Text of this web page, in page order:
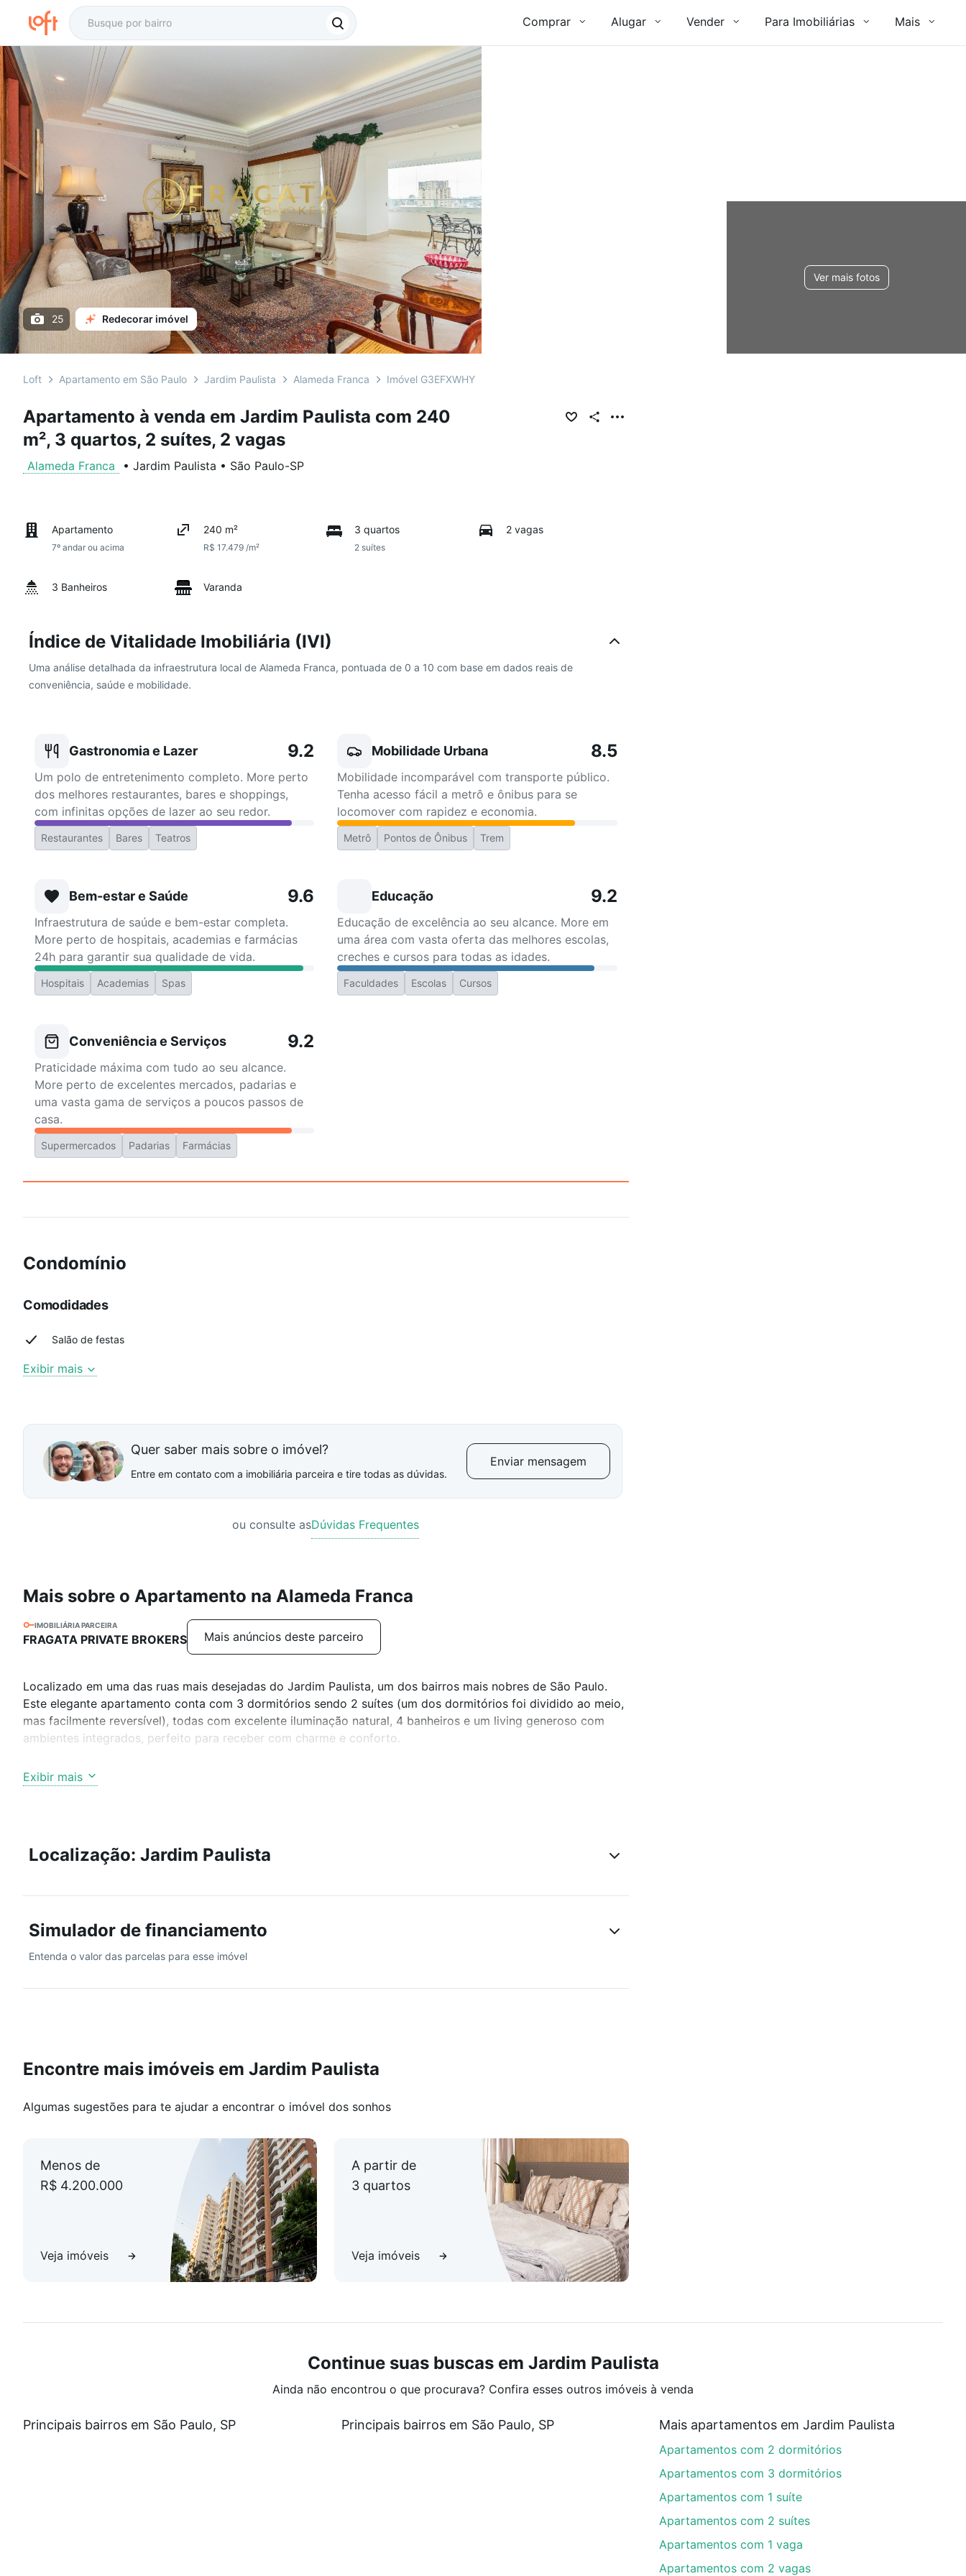
Comprar Alugar Vender Para Imobiliárias Mais
Ver mais fotos
25 Redecorar imóvel
Loft Apartamento em São Paulo Jardim Paulista Alameda Franca Imóvel G3EFXWHY
Apartamento à venda em Jardim Paulista com 240
m², 3 quartos, 2 suítes, 2 vagas
Alameda Franca • Jardim Paulista • São Paulo-SP
Apartamento
7º andar ou acima
240 m²
R$ 17.479 /m²
3 quartos
2 suítes
2 vagas
3 Banheiros Varanda
Índice de Vitalidade Imobiliária (IVI)
Uma análise detalhada da infraestrutura local de Alameda Franca, pontuada de 0 a 10 com base em dados reais de
conveniência, saúde e mobilidade.
Gastronomia e Lazer 9.2
Um polo de entretenimento completo. More perto
dos melhores restaurantes, bares e shoppings,
com infinitas opções de lazer ao seu redor.
Restaurantes Bares Teatros
Mobilidade Urbana 8.5
Mobilidade incomparável com transporte público.
Tenha acesso fácil a metrô e ônibus para se
locomover com rapidez e economia.
Metrô Pontos de Ônibus Trem
Bem-estar e Saúde 9.6
Infraestrutura de saúde e bem-estar completa.
More perto de hospitais, academias e farmácias
24h para garantir sua qualidade de vida.
Hospitais Academias Spas
Educação 9.2
Educação de excelência ao seu alcance. More em
uma área com vasta oferta das melhores escolas,
creches e cursos para todas as idades.
Faculdades Escolas Cursos
Conveniência e Serviços 9.2
Praticidade máxima com tudo ao seu alcance.
More perto de excelentes mercados, padarias e
uma vasta gama de serviços a poucos passos de
casa.
Supermercados Padarias Farmácias
Condomínio
Comodidades
Salão de festas
Exibir mais
Quer saber mais sobre o imóvel?
Entre em contato com a imobiliária parceira e tire todas as dúvidas.
Enviar mensagem
ou consulte asDúvidas Frequentes
Mais sobre o Apartamento na Alameda Franca
IMOBILIÁRIA PARCEIRA
FRAGATA PRIVATE BROKERS Mais anúncios deste parceiro
Localizado em uma das ruas mais desejadas do Jardim Paulista, um dos bairros mais nobres de São Paulo.
Este elegante apartamento conta com 3 dormitórios sendo 2 suítes (um dos dormitórios foi dividido ao meio,
mas facilmente reversível), todas com excelente iluminação natural, 4 banheiros e um living generoso com
ambientes integrados, perfeito para receber com charme e conforto.
A cozinha é funcional, com excelente área de serviço e dependência completa. O imóvel dispõe ainda de 2
vagas de garagem bem posicionadas.
importantes vias de acesso. Ideal para quem busca conforto, localização e elegância em um só lugar.
Exibir mais
Localização: Jardim Paulista
Simulador de financiamento
Entenda o valor das parcelas para esse imóvel
Encontre mais imóveis em Jardim Paulista
Algumas sugestões para te ajudar a encontrar o imóvel dos sonhos
Menos de
R$ 4.200.000
Veja imóveis
A partir de
3 quartos
Veja imóveis
Continue suas buscas em Jardim Paulista
Ainda não encontrou o que procurava? Confira esses outros imóveis à venda
Principais bairros em São Paulo, SP Principais bairros em São Paulo, SP Mais apartamentos em Jardim Paulista
Apartamentos com 2 dormitórios
Apartamentos com 3 dormitórios
Apartamentos com 1 suíte
Apartamentos com 2 suítes
Apartamentos com 1 vaga
Apartamentos com 2 vagas